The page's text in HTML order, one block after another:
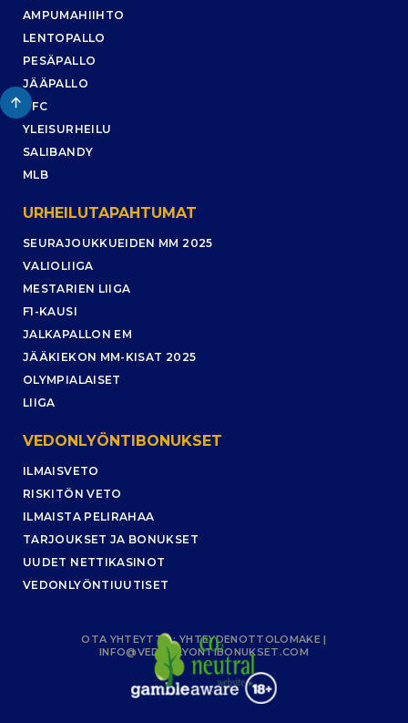
AMPUMAHIIHTO
LENTOPALLO
PESÄPALLO
JÄÄPALLO
UFC
YLEISURHEILU
SALIBANDY
MLB
URHEILUTAPAHTUMAT
SEURAJOUKKUEIDEN MM 2025
VALIOLIIGA
MESTARIEN LIIGA
F1-KAUSI
JALKAPALLON EM
JÄÄKIEKON MM-KISAT 2025
OLYMPIALAISET
LIIGA
VEDONLYÖNTIBONUKSET
ILMAISVETO
RISKITÖN VETO
ILMAISTA PELIRAHAA
TARJOUKSET JA BONUKSET
UUDET NETTIKASINOT
VEDONLYÖNTIUUTISET
OTA YHTEYTTÄ :YHTEYDENOTTOLOMAKE |
INFO@VEDONLYONTIBONUKSET.COM